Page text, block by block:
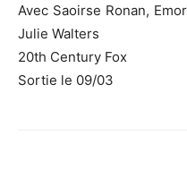
Avec Saoirse Ronan,
Julie Walters
20th Century Fox
Sortie le 09/03